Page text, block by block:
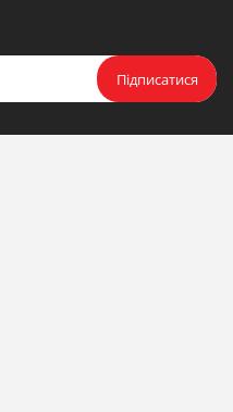
Підписатися